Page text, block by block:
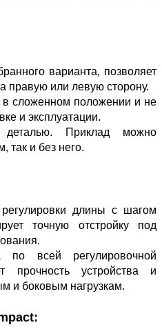
варианта, позволяет
правую или левую сторону.
в сложенном положении и не
и эксплуатации.
деталью. Приклад можно
так и без него.
длины с шагом
точную отстройку под
по всей регулировочной
прочность устройства и
и боковым нагрузкам.